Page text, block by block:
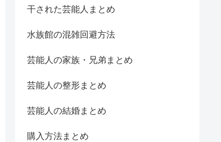
干された芸能人まとめ
水族館の混雑回避方法
芸能人の家族・兄弟まとめ
芸能人の整形まとめ
芸能人の結婚まとめ
購入方法まとめ